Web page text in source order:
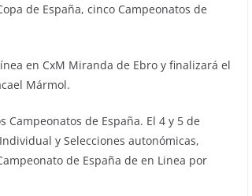
de España, cinco Campeonatos de
en CxM Miranda de Ebro y finalizará el
Mármol.
de España. El 4 y 5 de
y Selecciones autonómicas,
de España de en Linea por